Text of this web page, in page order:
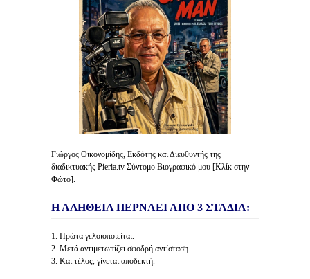
Γιώργος Οικονομίδης, Εκδότης και Διευθυντής της
διαδικτυακής Pieria.tv Σύντομο Βιογραφικό μου [Κλίκ στην
Φώτο].
Η ΑΛΗΘΕΙΑ ΠΕΡΝΑΕΙ ΑΠΟ 3 ΣΤΑΔΙΑ:
1. Πρώτα γελοιοποιείται.
2. Μετά αντιμετωπίζει σφοδρή αντίσταση.
3. Και τέλος, γίνεται αποδεκτή.